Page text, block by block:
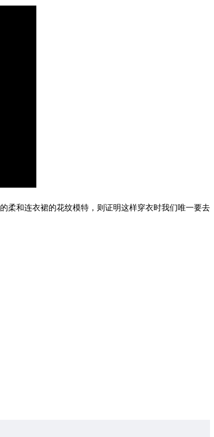
柔和连衣裙的花纹模特，则证明这样穿衣时我们唯一要去